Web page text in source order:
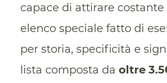
capace di attirare costante
elenco speciale fatto di
per storia, specificità e
lista composta da oltre